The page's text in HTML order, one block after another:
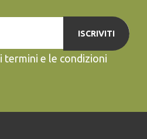
ISCRIVITI
termini e le condizioni